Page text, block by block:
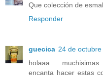
Que colección de
Responder
guecica 24 de
holaaa...
encanta hacer estas